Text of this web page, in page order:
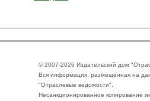
© 2007-2026 Издательский дом
Вся информация, размещённая на
"Отраслевые ведомости".
Несанкционированное копирование